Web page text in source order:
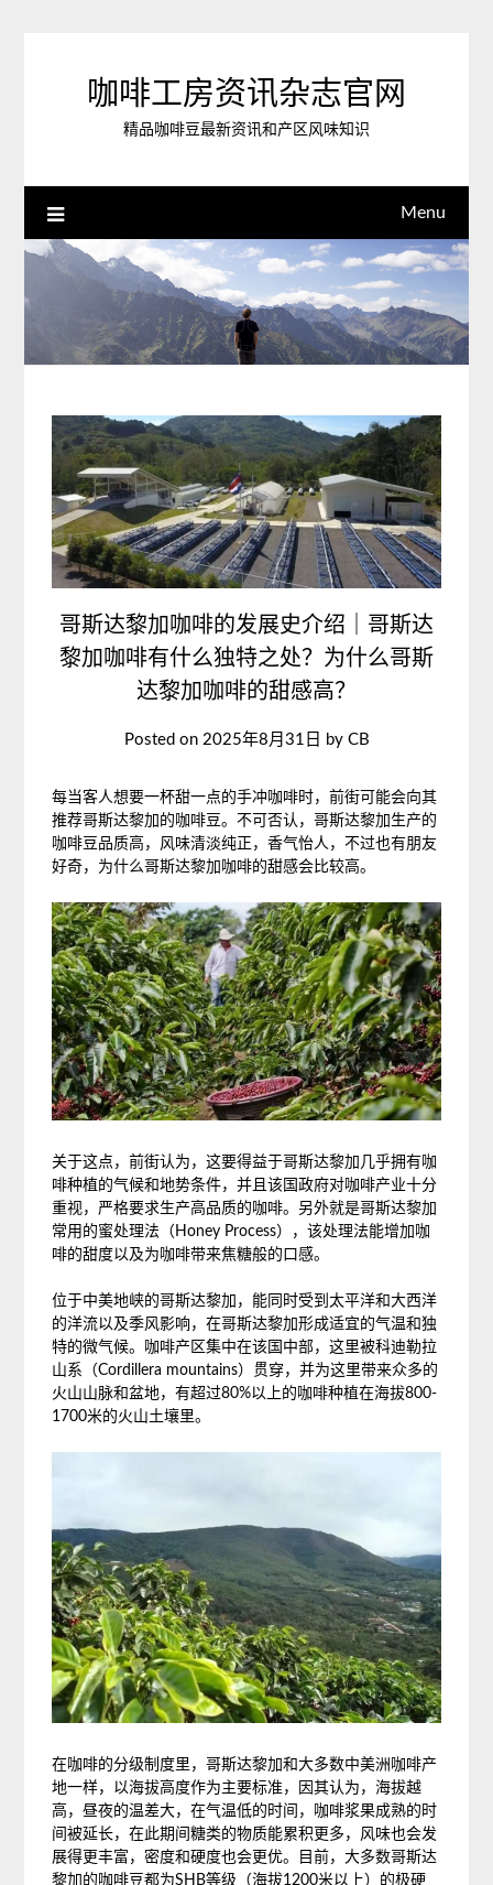
咖啡工房资讯杂志官网
精品咖啡豆最新资讯和产区风味知识
Menu
哥斯达黎加咖啡的发展史介绍｜哥斯达
黎加咖啡有什么独特之处？为什么哥斯
达黎加咖啡的甜感高？
Posted on 2025年8月31日 by CB
每当客人想要一杯甜一点的手冲咖啡时，前街可能会向其
推荐哥斯达黎加的咖啡豆。不可否认，哥斯达黎加生产的
咖啡豆品质高，风味清淡纯正，香气怡人，不过也有朋友
好奇，为什么哥斯达黎加咖啡的甜感会比较高。
关于这点，前街认为，这要得益于哥斯达黎加几乎拥有咖
啡种植的气候和地势条件，并且该国政府对咖啡产业十分
重视，严格要求生产高品质的咖啡。另外就是哥斯达黎加
常用的蜜处理法（Honey Process），该处理法能增加咖
啡的甜度以及为咖啡带来焦糖般的口感。
位于中美地峡的哥斯达黎加，能同时受到太平洋和大西洋
的洋流以及季风影响，在哥斯达黎加形成适宜的气温和独
特的微气候。咖啡产区集中在该国中部，这里被科迪勒拉
山系（Cordillera mountains）贯穿，并为这里带来众多的
火山山脉和盆地，有超过80%以上的咖啡种植在海拔800-
1700米的火山土壤里。
在咖啡的分级制度里，哥斯达黎加和大多数中美洲咖啡产
地一样，以海拔高度作为主要标准，因其认为，海拔越
高，昼夜的温差大，在气温低的时间，咖啡浆果成熟的时
间被延长，在此期间糖类的物质能累积更多，风味也会发
展得更丰富，密度和硬度也会更优。目前，大多数哥斯达
黎加的咖啡豆都为SHB等级（海拔1200米以上）的极硬